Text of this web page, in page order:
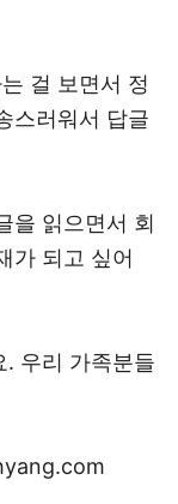
걸 보면서 정
스러워서 답글
을 읽으면서 회
가 되고 싶어
. 우리 가족분들